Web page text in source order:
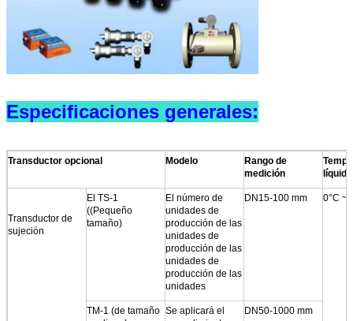
Especificaciones generales:
Transductor opcional Modelo
Rango de
medición
líquido
Transductor de
sujeción
El TS-1
((Pequeño
tamaño)
El número de
unidades de
producción de las
unidades de
producción de las
unidades de
producción de las
unidades
DN15-100 mm 0°C ~
TM-1 (de tamaño Se aplicará el
DN50-1000 mm